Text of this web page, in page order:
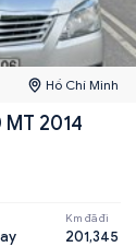
Hồ Chí Minh
2014
Km đã đi
201,345